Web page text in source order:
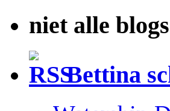
niet alle
Bettina